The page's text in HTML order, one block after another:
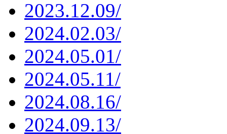
2023.12.09/
2024.02.03/
2024.05.01/
2024.05.11/
2024.08.16/
2024.09.13/